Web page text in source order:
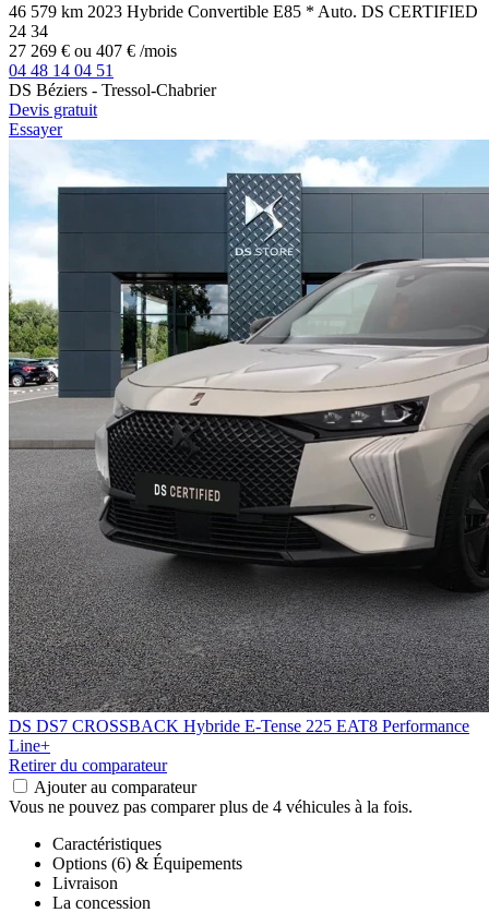
46 579 km 2023 Hybride Convertible E85 * Auto. DS CERTIFIED
24 34
27 269 € ou 407 € /mois
04 48 14 04 51
DS Béziers - Tressol-Chabrier
Devis gratuit
Essayer
DS DS7 CROSSBACK Hybride E-Tense 225 EAT8 Performance
Line+
Retirer du comparateur
Ajouter au comparateur
Vous ne pouvez pas comparer plus de 4 véhicules à la fois.
Caractéristiques
Options (6) & Équipements
Livraison
La concession